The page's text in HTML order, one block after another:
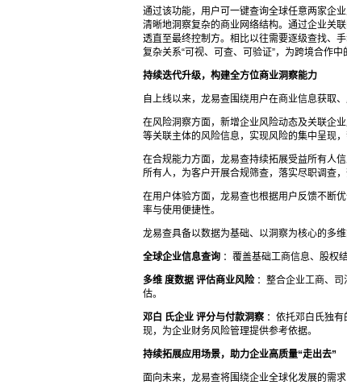
通过该功能，用户可一键查询全球任意两家企
清晰地洞察复杂的商业网络结构。通过企业关
透直至最终控制方。相比以往需要逐级查找、
复杂关系“可视、可查、可验证”，为跨境合作
持续迭代升级，构建全方位商业洞察能力
自上线以来，龙易查围绕用户在商业信息获取
在风险洞察方面，新增企业风险动态及关联企
等关联主体的风险信息，实现风险的集中呈现
在合规能力方面，龙易查持续拓展受益所有人
所有人，为客户开展合规筛查，落实尽职调查
在用户体验方面，龙易查也根据用户反馈不断
率与使用便捷性。
龙易查具备以数据为基础、以洞察为核心的多维
全球企业信息查询 ：覆盖基础工商信息、股权
多维 度数据 评估商业风险：整合企业工商、司
估。
邓白 氏企业 评分与付款洞察 ：依托邓白氏独
现，为企业财务风险管理提供参考依据。
持续拓展应用场景，助力企业高质量“走出去”
面向未来，龙易查将围绕企业全球化发展的需